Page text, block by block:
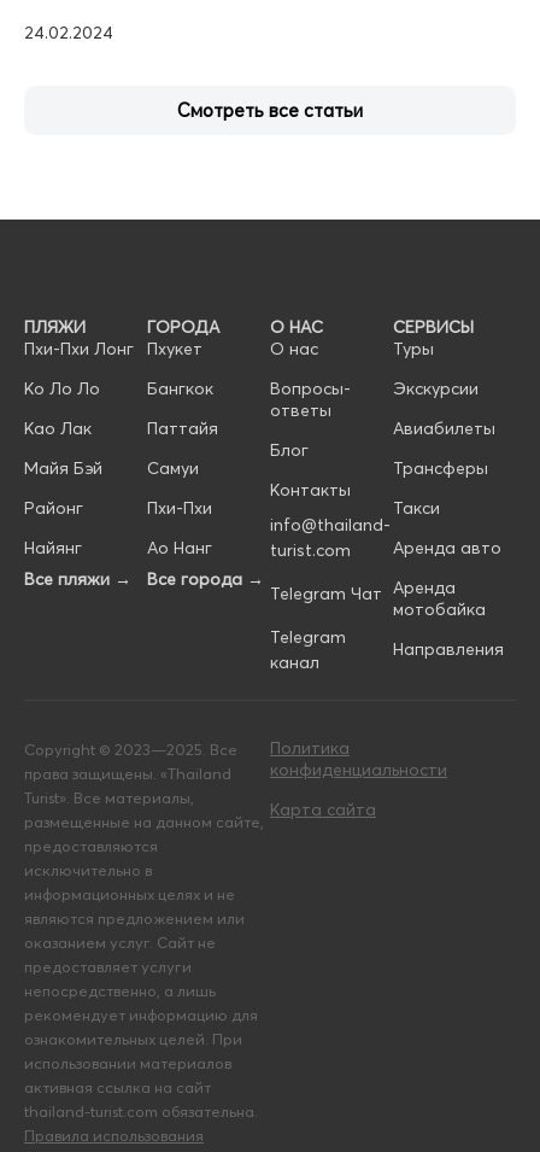
24.02.2024
Смотреть все статьи
ПЛЯЖИ
Пхи-Пхи Лонг
Ко Ло Ло
Као Лак
Майя Бэй
Районг
Найянг
Все пляжи →
ГОРОДА
Пхукет
Бангкок
Паттайя
Самуи
Пхи-Пхи
Ао Нанг
Все города →
О НАС
О нас
Вопросы-
ответы
Блог
Контакты
info@thailand-
turist.com
Telegram Чат
Telegram
канал
СЕРВИСЫ
Туры
Экскурсии
Авиабилеты
Трансферы
Такси
Аренда авто
Аренда
мотобайка
Направления
Copyright © 2023—2025. Все
права защищены. «Thailand
Turist». Все материалы,
размещенные на данном сайте,
предоставляются
исключительно в
информационных целях и не
являются предложением или
оказанием услуг. Сайт не
предоставляет услуги
непосредственно, а лишь
рекомендует информацию для
ознакомительных целей. При
использовании материалов
активная ссылка на сайт
thailand-turist.com обязательна.
Правила использования
Политика
конфиденциальности
Карта сайта